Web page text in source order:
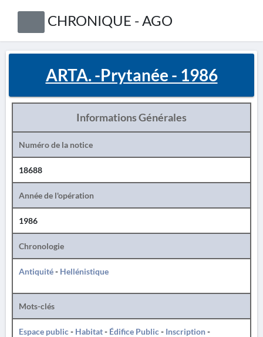
CHRONIQUE - AGO
ARTA. -Prytanée - 1986
Informations Générales
Numéro de la notice
18688
Année de l'opération
1986
Chronologie
Antiquité- Hellénistique
Mots-clés
Espace public- Habitat- Édifice Public- Inscription-